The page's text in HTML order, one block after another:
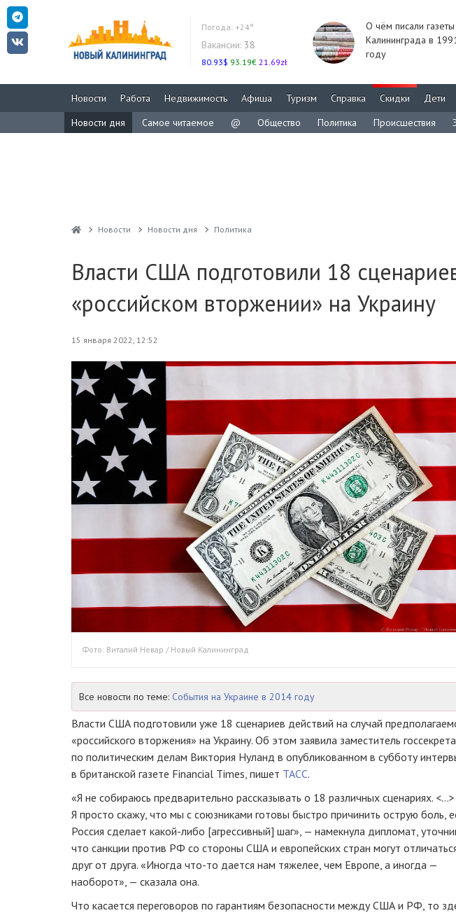
Погода: +24°
Вакансии: 38
80.93$ 93.19€ 21.69zł
О чём писали газеты
Калининграда в
году
Новости Работа Недвижимость Афиша Туризм Справка Скидки Дети
Новости дня
Самое читаемое @ Общество Политика Происшествия
Новости Новости дня Политика
Власти США подготовили 18
«российском вторжении» на Украину
15 января 2022, 12:52
Фото: Виталий Невар / Новый Калининград
Все новости по теме: События на Украине в 2014 году
Власти США подготовили уже 18 сценариев действий на случай
«российского вторжения» на Украину. Об этом заявила заместитель
по политическим делам Виктория Нуланд в опубликованном в субботу
в британской газете Financial Times, пишет ТАСС.
«Я не собираюсь предварительно рассказывать о 18 различных сценариях. <...>
Я просто скажу, что мы с союзниками готовы быстро причинить острую боль,
Россия сделает какой-либо [агрессивный] шаг», — намекнула дипломат,
что санкции против РФ со стороны США и европейских стран могут
друг от друга. «Иногда что-то дается нам тяжелее, чем Европе, а иногда —
наоборот», — сказала она.
Что касается переговоров по гарантиям безопасности между США и РФ, то